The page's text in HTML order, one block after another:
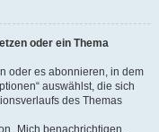
oder ein Thema
oder es abonnieren, in dem
auswählst, die sich
des Themas
„Mich benachrichtigen,